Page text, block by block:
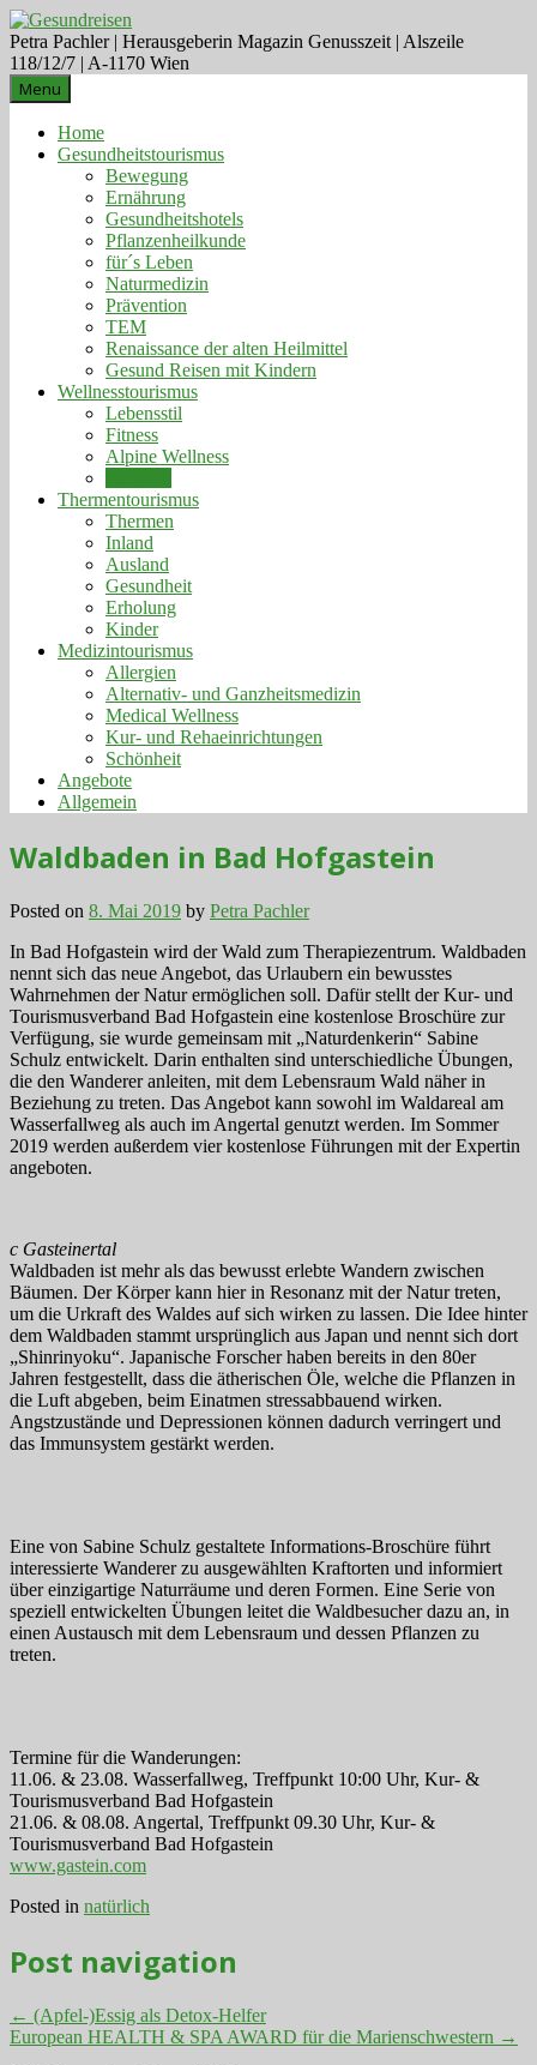
Petra Pachler | Herausgeberin Magazin Genusszeit | Alszeile
118/12/7 | A-1170 Wien
Menu
Home
Gesundheitstourismus
Bewegung
Ernährung
Gesundheitshotels
Pflanzenheilkunde
für´s Leben
Naturmedizin
Prävention
TEM
Renaissance der alten Heilmittel
Gesund Reisen mit Kindern
Wellnesstourismus
Lebensstil
Fitness
Alpine Wellness
Thermentourismus
Thermen
Inland
Ausland
Gesundheit
Erholung
Kinder
Medizintourismus
Allergien
Alternativ- und Ganzheitsmedizin
Medical Wellness
Kur- und Rehaeinrichtungen
Schönheit
Angebote
Allgemein
Waldbaden in Bad Hofgastein
Posted on 8. Mai 2019 by Petra Pachler
In Bad Hofgastein wird der Wald zum Therapiezentrum. Waldbaden
nennt sich das neue Angebot, das Urlaubern ein bewusstes
Wahrnehmen der Natur ermöglichen soll. Dafür stellt der Kur- und
Tourismusverband Bad Hofgastein eine kostenlose Broschüre zur
Verfügung, sie wurde gemeinsam mit „Naturdenkerin“ Sabine
Schulz entwickelt. Darin enthalten sind unterschiedliche Übungen,
die den Wanderer anleiten, mit dem Lebensraum Wald näher in
Beziehung zu treten. Das Angebot kann sowohl im Waldareal am
Wasserfallweg als auch im Angertal genutzt werden. Im Sommer
2019 werden außerdem vier kostenlose Führungen mit der Expertin
angeboten.
c Gasteinertal
Waldbaden ist mehr als das bewusst erlebte Wandern zwischen
Bäumen. Der Körper kann hier in Resonanz mit der Natur treten,
um die Urkraft des Waldes auf sich wirken zu lassen. Die Idee hinter
dem Waldbaden stammt ursprünglich aus Japan und nennt sich dort
„Shinrinyoku“. Japanische Forscher haben bereits in den 80er
Jahren festgestellt, dass die ätherischen Öle, welche die Pflanzen in
die Luft abgeben, beim Einatmen stressabbauend wirken.
Angstzustände und Depressionen können dadurch verringert und
das Immunsystem gestärkt werden.
Eine von Sabine Schulz gestaltete Informations-Broschüre führt
interessierte Wanderer zu ausgewählten Kraftorten und informiert
über einzigartige Naturräume und deren Formen. Eine Serie von
speziell entwickelten Übungen leitet die Waldbesucher dazu an, in
einen Austausch mit dem Lebensraum und dessen Pflanzen zu
treten.
Termine für die Wanderungen:
11.06. & 23.08. Wasserfallweg, Treffpunkt 10:00 Uhr, Kur- &
Tourismusverband Bad Hofgastein
21.06. & 08.08. Angertal, Treffpunkt 09.30 Uhr, Kur- &
Tourismusverband Bad Hofgastein
www.gastein.com
Posted in natürlich
Post navigation
← (Apfel-)Essig als Detox-Helfer
European HEALTH & SPA AWARD für die Marienschwestern →